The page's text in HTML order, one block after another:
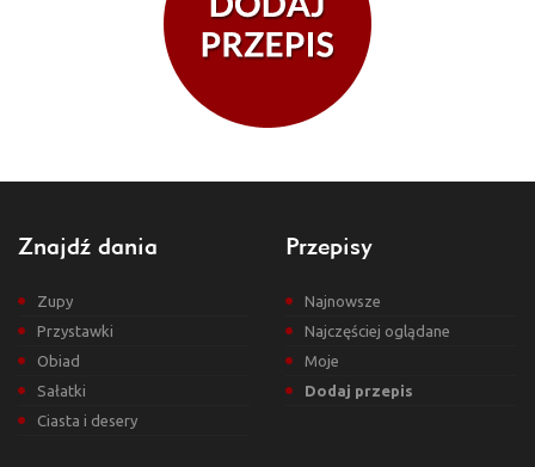
Znajdź dania
Zupy
Przystawki
Obiad
Sałatki
Ciasta i desery
Przepisy
Najnowsze
Najczęściej oglądane
Moje
Dodaj przepis